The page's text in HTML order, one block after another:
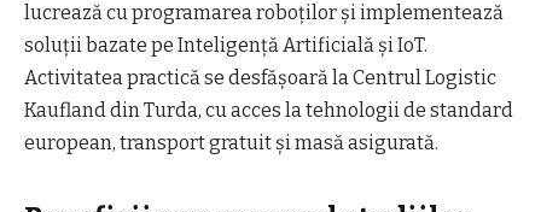
lucrează cu programarea roboților și implementează
soluții bazate pe Inteligență Artificială și IoT.
Activitatea practică se desfășoară la Centrul Logistic
Kaufland din Turda, cu acces la tehnologii de standard
european, transport gratuit și masă asigurată.